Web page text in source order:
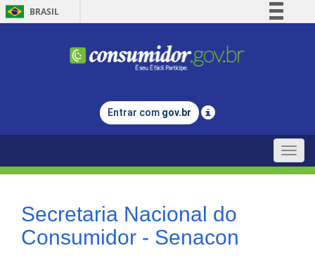
BRASIL
Comunica BR
Legislação
Entrar com gov.br
Toggle
Secretaria Nacional do
Consumidor - Senacon